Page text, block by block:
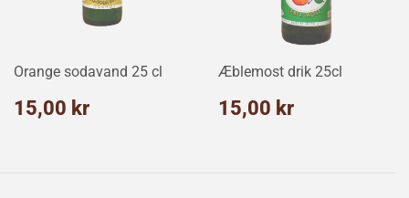
Orange sodavand 25 cl
Normalpris
15,00 kr
Æblemost drik 25cl
Normalpris
15,00 kr